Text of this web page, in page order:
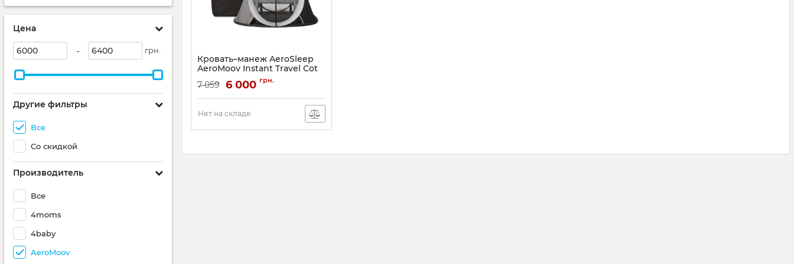
Цена
- грн.
Другие фильтры
Все
Со скидкой
Производитель
Все
4moms
4baby
AeroMoov
Кровать–манеж AeroSleep
AeroMoov Instant Travel Cot
Артикул:ATC11060-GR
7 059 6 000 грн.
Нет на складе